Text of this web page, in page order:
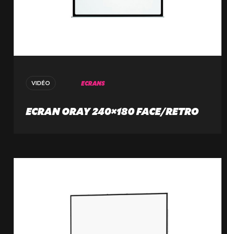
Le Touquet
VIDÉO ECRANS
ECRAN ORAY 240×180 FACE/RETRO